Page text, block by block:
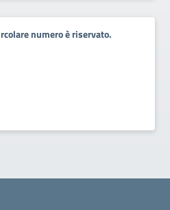
numero è riservato.